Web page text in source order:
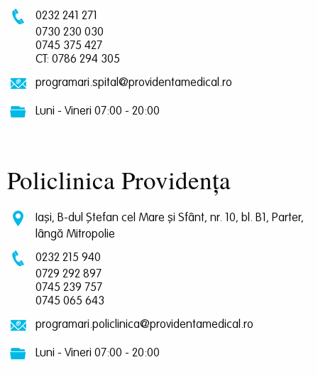
0232 241 271
0730 230 030
0745 375 427
CT: 0786 294 305
programari.spital@providentamedical.ro
Luni - Vineri 07:00 - 20:00
Policlinica Providența
Iași, B-dul Ștefan cel Mare și Sfânt, nr. 10, bl. B1, Parter,
lângă Mitropolie
0232 215 940
0729 292 897
0745 239 757
0745 065 643
programari.policlinica@providentamedical.ro
Luni - Vineri 07:00 - 20:00